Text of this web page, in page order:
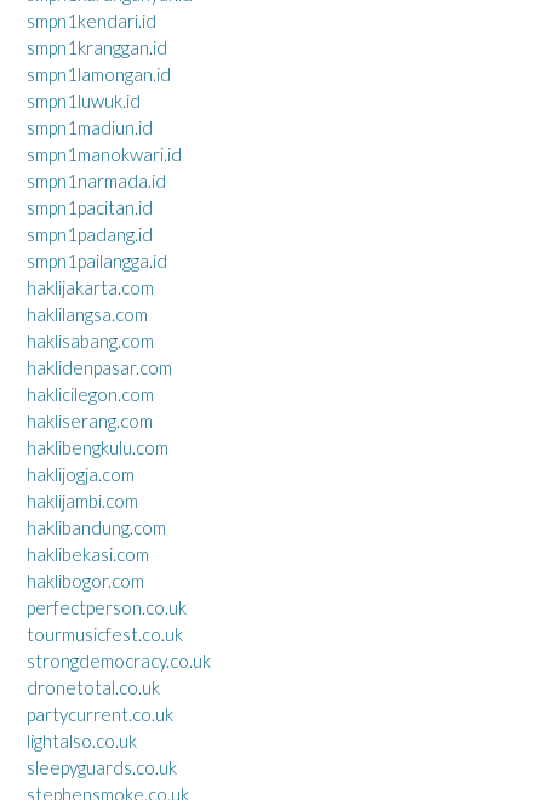
smpn1kendari.id
smpn1kranggan.id
smpn1lamongan.id
smpn1luwuk.id
smpn1madiun.id
smpn1manokwari.id
smpn1narmada.id
smpn1pacitan.id
smpn1padang.id
smpn1pailangga.id
haklijakarta.com
haklilangsa.com
haklisabang.com
haklidenpasar.com
haklicilegon.com
hakliserang.com
haklibengkulu.com
haklijogja.com
haklijambi.com
haklibandung.com
haklibekasi.com
haklibogor.com
perfectperson.co.uk
tourmusicfest.co.uk
strongdemocracy.co.uk
dronetotal.co.uk
partycurrent.co.uk
lightalso.co.uk
sleepyguards.co.uk
stephensmoke.co.uk